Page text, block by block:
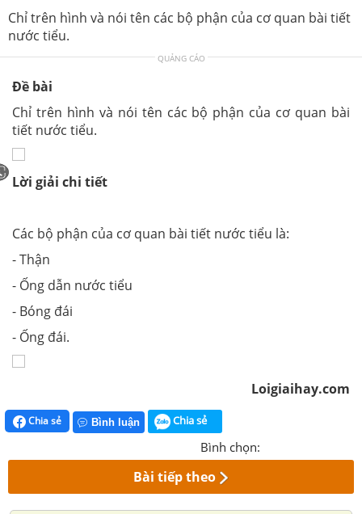
Chỉ trên hình và nói tên các bộ phận của cơ quan bài tiết
nước tiểu.
QUẢNG CÁO
Đề bài
Chỉ trên hình và nói tên các bộ phận của cơ quan bài
tiết nước tiểu.
Lời giải chi tiết
Các bộ phận của cơ quan bài tiết nước tiểu là:
- Thận
- Ống dẫn nước tiểu
- Bóng đái
- Ống đái.
Loigiaihay.com
Chia sẻ Bình luận Chia sẻ
Bình chọn:
Bài tiếp theo